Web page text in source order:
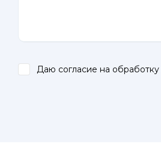
Даю согласие на обработку